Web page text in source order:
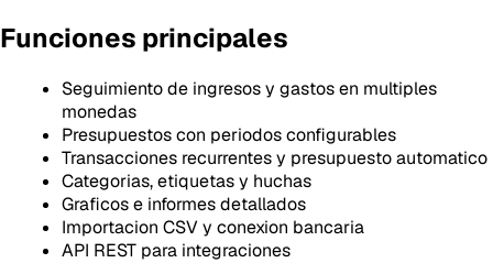
Funciones principales
Seguimiento de ingresos y gastos en multiples
monedas
Presupuestos con periodos configurables
Transacciones recurrentes y presupuesto automatico
Categorias, etiquetas y huchas
Graficos e informes detallados
Importacion CSV y conexion bancaria
API REST para integraciones